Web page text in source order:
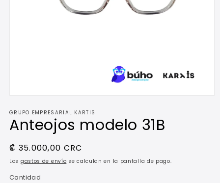
multimedia
1
en
ventana
modal
GRUPO EMPRESARIAL KARTIS
Anteojos modelo 31B
Precio
habitual
₡ 35.000,00 CRC
Los gastos de envío se calculan en la pantalla de pago.
Cantidad